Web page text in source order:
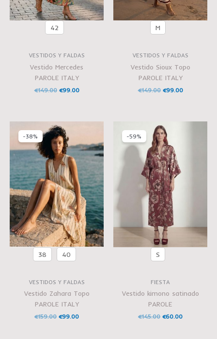
42
VESTIDOS Y FALDAS
Vestido Mercedes
PAROLE ITALY
€149.00 €99.00
M
VESTIDOS Y FALDAS
Vestido Sioux Topo
PAROLE ITALY
€149.00 €99.00
-38%
38 40
VESTIDOS Y FALDAS
Vestido Zahara Topo
PAROLE ITALY
€159.00
El
precio
original
era:
€159.00.
€99.00
es:
€99.00.
-59%
S
FIESTA
Vestido kimono satinado
PAROLE
€145.00
El
precio
original
era:
€145.00.
€60.00